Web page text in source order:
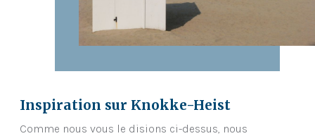
Inspiration sur Knokke-Heist
Comme nous vous le disions ci-dessus, nous